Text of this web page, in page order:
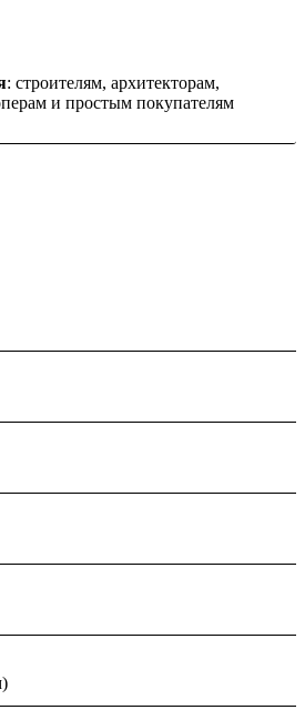
: строителям, архитекторам,
и простым покупателям